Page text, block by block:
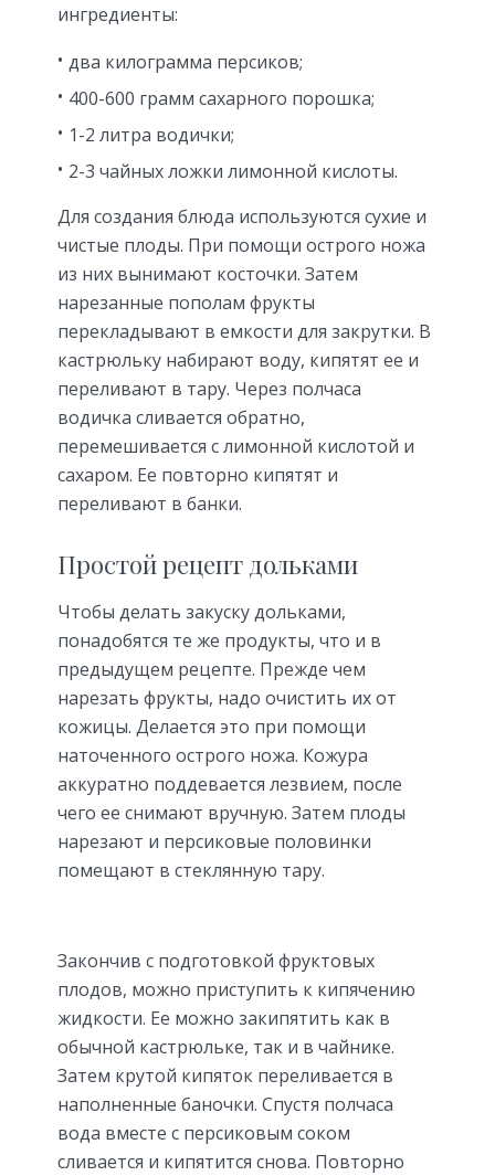
ингредиенты:
два килограмма персиков;
400-600 грамм сахарного порошка;
1-2 литра водички;
2-3 чайных ложки лимонной кислоты.
Для создания блюда используются сухие и
чистые плоды. При помощи острого ножа
из них вынимают косточки. Затем
нарезанные пополам фрукты
перекладывают в емкости для закрутки. В
кастрюльку набирают воду, кипятят ее и
переливают в тару. Через полчаса
водичка сливается обратно,
перемешивается с лимонной кислотой и
сахаром. Ее повторно кипятят и
переливают в банки.
Простой рецепт дольками
Чтобы делать закуску дольками,
понадобятся те же продукты, что и в
предыдущем рецепте. Прежде чем
нарезать фрукты, надо очистить их от
кожицы. Делается это при помощи
наточенного острого ножа. Кожура
аккуратно поддевается лезвием, после
чего ее снимают вручную. Затем плоды
нарезают и персиковые половинки
помещают в стеклянную тару.
Закончив с подготовкой фруктовых
плодов, можно приступить к кипячению
жидкости. Ее можно закипятить как в
обычной кастрюльке, так и в чайнике.
Затем крутой кипяток переливается в
наполненные баночки. Спустя полчаса
вода вместе с персиковым соком
сливается и кипятится снова. Повторно